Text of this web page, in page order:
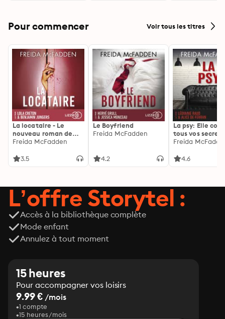
Pour commencer Voir tous les titres
La locataire - Le
nouveau roman de
l'autrice de La femme
Freida McFadden
3.5
Le Boyfriend
Freida McFadden
4.2
La psy: Elle
tous vos
découvrez les
Freida
4.6
L’offre Storytel :
Accès à la bibliothèque complète
Mode enfant
Annulez à tout moment
15 heures
Pour accompagner vos loisirs
9.99 € /mois
1 compte
15 heures/mois